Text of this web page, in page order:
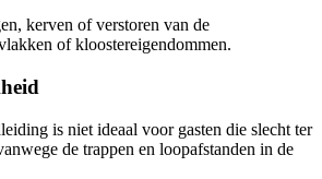
kerven of verstoren van de
of kloostereigendommen.
is niet ideaal voor gasten die slecht ter
de trappen en loopafstanden in de